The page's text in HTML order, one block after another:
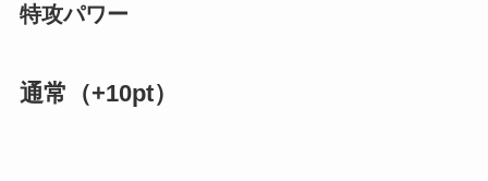
特攻パワー
通常（+10pt）